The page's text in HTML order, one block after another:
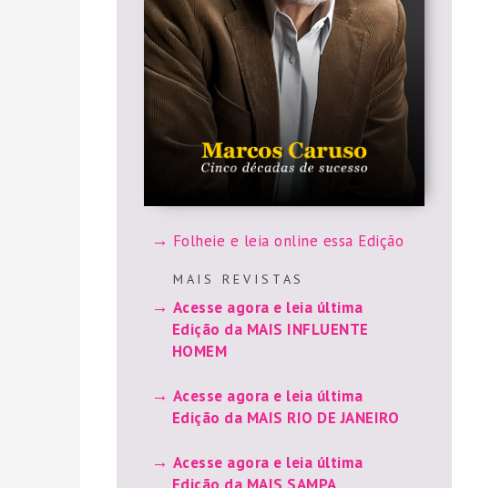
Folheie e leia online essa Edição
M A I S R E V I S T A S
Acesse agora e leia última
Edição da MAIS INFLUENTE
HOMEM
Acesse agora e leia última
Edição da MAIS RIO DE JANEIRO
Acesse agora e leia última
Edição da MAIS SAMPA